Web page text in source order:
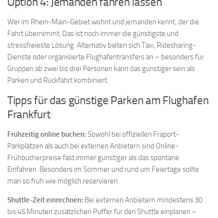
Wer im Rhein-Main-Gebiet wohnt und jemanden kennt, der die
Fahrt übernimmt: Das ist noch immer die günstigste und
stressfreieste Lösung. Alternativ bieten sich Taxi, Ridesharing-
Dienste oder organisierte Flughafentransfers an – besonders für
Gruppen ab zwei bis drei Personen kann das günstiger sein als
Parken und Rückfahrt kombiniert.
Tipps für das günstige Parken am Flughafen
Frankfurt
Frühzeitig online buchen: Sowohl bei offiziellen Fraport-
Parkplätzen als auch bei externen Anbietern sind Online-
Frühbucherpreise fast immer günstiger als das spontane
Einfahren. Besonders im Sommer und rund um Feiertage sollte
man so früh wie möglich reservieren.
Shuttle-Zeit einrechnen: Bei externen Anbietern mindestens 30
bis 45 Minuten zusätzlichen Puffer für den Shuttle einplanen –